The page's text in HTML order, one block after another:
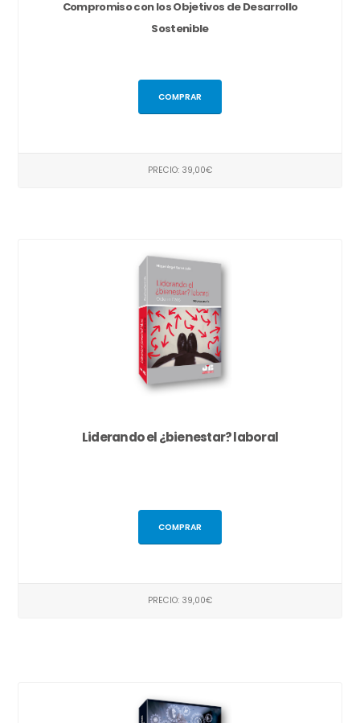
Compromiso con los Objetivos de Desarrollo
Sostenible
COMPRAR
PRECIO: 39,00€
Liderando el ¿bienestar? laboral
COMPRAR
PRECIO: 39,00€